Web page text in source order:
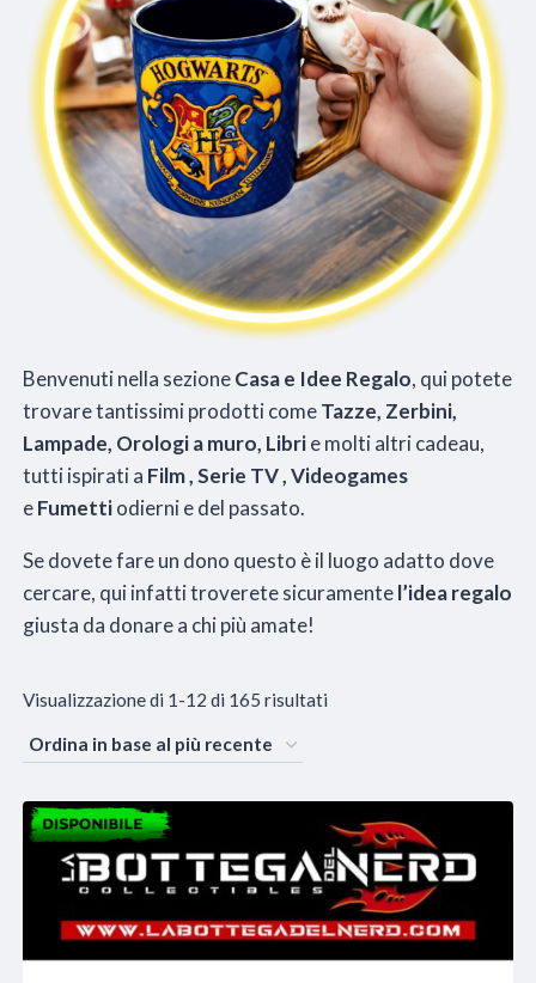
Benvenuti nella sezioneCasa e Idee Regalo, qui potete
trovare tantissimi prodotti comeTazze, Zerbini,
Lampade, Orologi a muro, Librie molti altri cadeau,
tutti ispirati a Film , Serie TV , Videogames
eFumettiodierni e del passato.
Se dovete fare un dono questo è il luogo adatto dove
cercare, qui infatti troverete sicuramentel’idea regalo
giusta da donare a chi più amate!
Visualizzazione di 1-12 di 165 risultati
al
più
recente